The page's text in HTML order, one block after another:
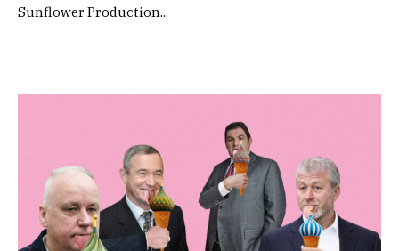
Sunflower Production...